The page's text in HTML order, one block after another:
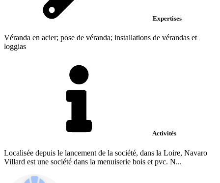
Expertises
Véranda en acier; pose de véranda; installations de vérandas et
loggias
Activités
Localisée depuis le lancement de la société, dans la Loire, Navaro
Villard est une société dans la menuiserie bois et pvc. N...